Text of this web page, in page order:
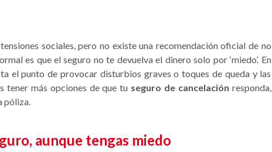
sociales, pero no existe una recomendación oficial de no
es que el seguro no te devuelva el dinero solo por ‘miedo’. En
el punto de provocar disturbios graves o toques de queda y las
tener más opciones de que tu seguro de cancelación responda,
póliza.
aunque tengas miedo